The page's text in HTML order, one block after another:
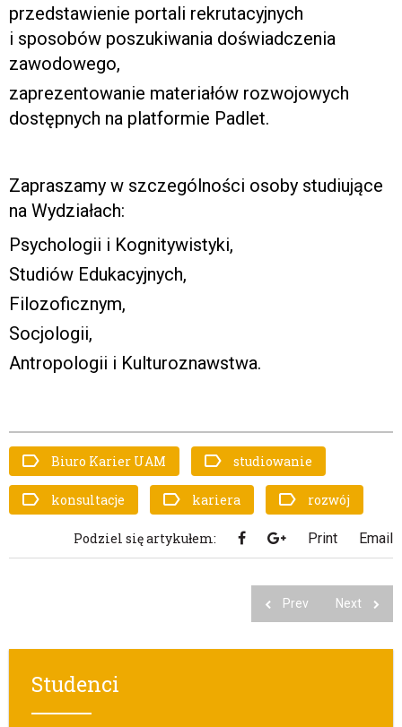
przedstawienie portali rekrutacyjnych
i sposobów poszukiwania doświadczenia
zawodowego,
zaprezentowanie materiałów rozwojowych
dostępnych na platformie Padlet.
Zapraszamy w szczególności osoby studiujące
na Wydziałach:
Psychologii i Kognitywistyki,
Studiów Edukacyjnych,
Filozoficznym,
Socjologii,
Antropologii i Kulturoznawstwa.
Biuro Karier UAM studiowanie
konsultacje kariera rozwój
Podziel się artykułem: Print Email
Prev Next
Studenci